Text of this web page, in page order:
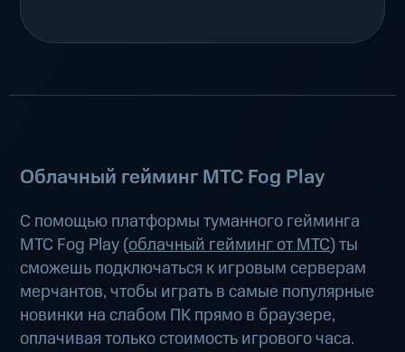
Облачный гейминг МТС Fog Play
С помощью платформы туманного гейминга
МТС Fog Play (облачный гейминг от МТС) ты
сможешь подключаться к игровым серверам
мерчантов, чтобы играть в самые популярные
новинки на слабом ПК прямо в браузере,
оплачивая только стоимость игрового часа.